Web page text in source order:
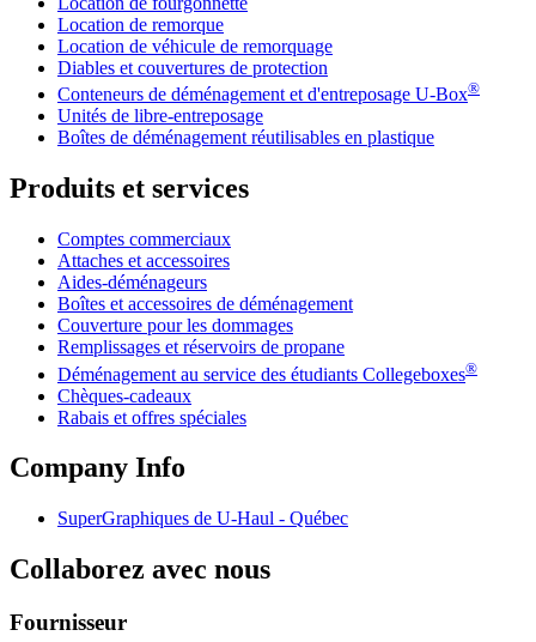
Location de remorque
Location de véhicule de remorquage
Diables et couvertures de protection
Conteneurs de déménagement et d'entreposage U-Box®
Unités de libre-entreposage
Boîtes de déménagement réutilisables en plastique
Produits et services
Comptes commerciaux
Attaches et accessoires
Aides-déménageurs
Boîtes et accessoires de déménagement
Couverture pour les dommages
Remplissages et réservoirs de propane
Déménagement au service des étudiants Collegeboxes®
Chèques-cadeaux
Rabais et offres spéciales
Company Info
SuperGraphiques de U-Haul - Québec
Collaborez avec nous
Fournisseur